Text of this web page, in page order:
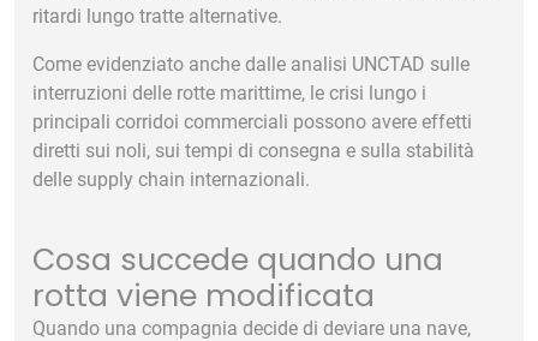
ritardi lungo tratte alternative.
Come evidenziato anche dalle analisi UNCTAD sulle
interruzioni delle rotte marittime, le crisi lungo i
principali corridoi commerciali possono avere effetti
diretti sui noli, sui tempi di consegna e sulla stabilità
delle supply chain internazionali.
Cosa succede quando una
rotta viene modificata
Quando una compagnia decide di deviare una nave,